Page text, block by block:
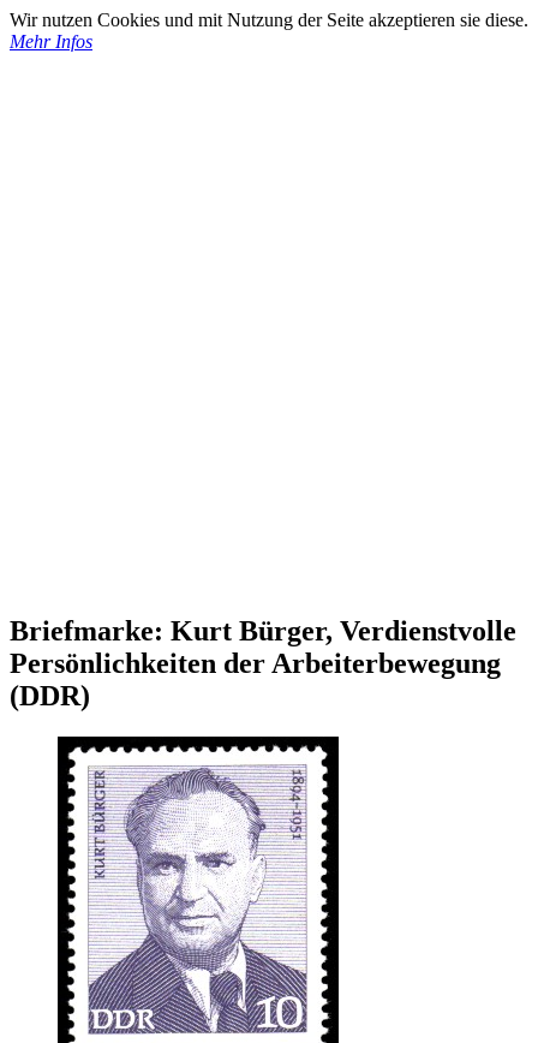
Wir nutzen Cookies und mit Nutzung der Seite akzeptieren sie diese.
Mehr Infos
Briefmarke: Kurt Bürger, Verdienstvolle
Persönlichkeiten der Arbeiterbewegung
(DDR)